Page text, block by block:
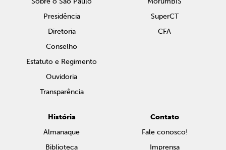
Presidência
Diretoria
Conselho
Estatuto e Regimento
Ouvidoria
Transparência
SuperCT
CFA
História
Almanaque
Biblioteca
Contato
Fale conosco!
Imprensa